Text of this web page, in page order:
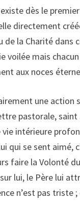
dès le
directement
de la Charité
voilée mais
aux noces
une
pastorale,
vie intérieure
qui se sent aimé,
faire la Volonté
lui, le Père lui
n’est pas